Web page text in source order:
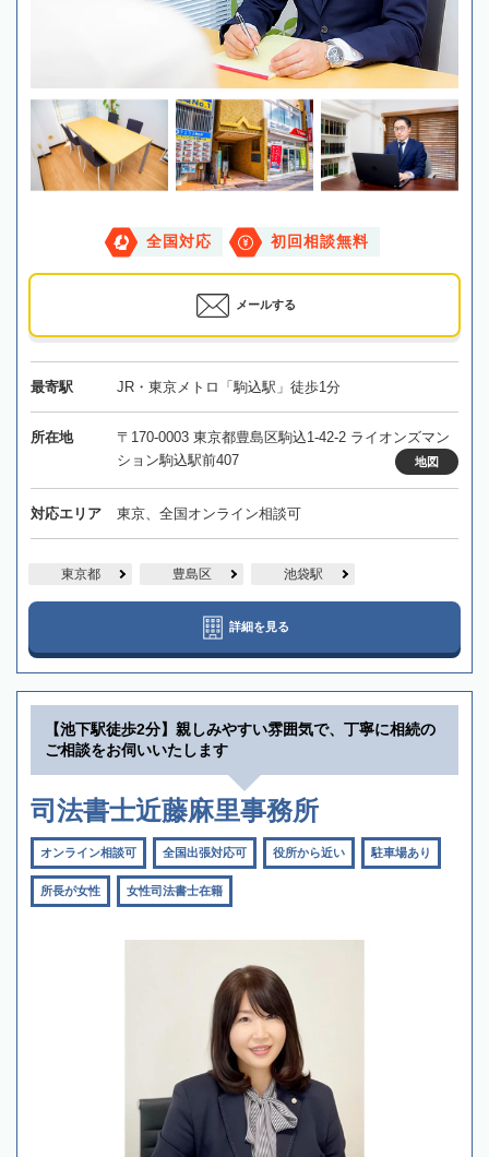
全国対応 初回相談無料
メールする
最寄駅 JR・東京メトロ「駒込駅」徒歩1分
所在地
〒170-0003 東京都豊島区駒込1-42-2 ライオンズマン
ション駒込駅前407
地図
対応エリア 東京、全国オンライン相談可
東京都 豊島区 池袋駅
詳細を見る
【池下駅徒歩2分】親しみやすい雰囲気で、丁寧に相続の
ご相談をお伺いいたします
司法書士近藤麻里事務所
オンライン相談可 全国出張対応可 役所から近い 駐車場あり
所長が女性 女性司法書士在籍